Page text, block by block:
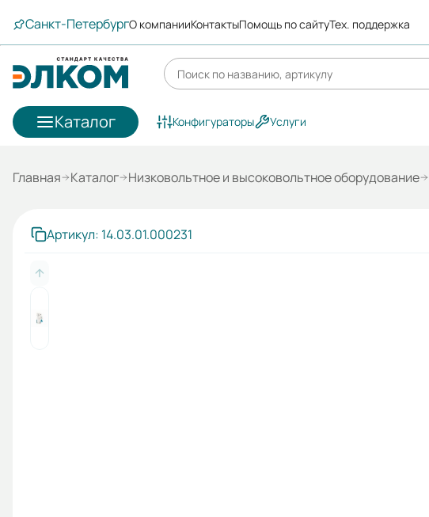
Санкт-ПетербургО компанииКонтактыПомощь по сайтуТех. поддержка
Каталог Конфигураторы Услуги
Главная Каталог Низковольтное и высоковольтное оборудование
Артикул: 14.03.01.000231